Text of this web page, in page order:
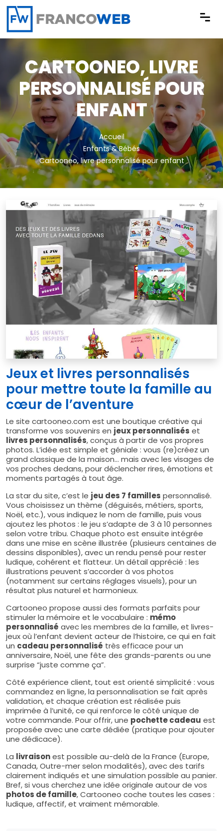
Panneau de gestion des cookies
CARTOONEO, LIVRE
PERSONNALISÉ POUR
ENFANT
Accueil
Enfants & Bébés
Cartooneo, livre personnalisé pour enfant
Jeux et livres personnalisés
pour mettre toute la famille au
cœur de l’aventure
Le site cartooneo.com est une boutique créative qui
transforme vos souvenirs en jeux personnalisés et
livres personnalisés, conçus à partir de vos propres
photos. L’idée est simple et géniale : vous (re)créez un
grand classique de la maison… mais avec les visages de
vos proches dedans, pour déclencher rires, émotions et
moments partagés à tout âge.
La star du site, c’est le jeu des 7 familles personnalisé.
Vous choisissez un thème (déguisés, métiers, sports,
Noël, etc.), vous indiquez le nom de famille, puis vous
ajoutez les photos : le jeu s’adapte de 3 à 10 personnes
selon votre tribu. Chaque photo est ensuite intégrée
dans une mise en scène illustrée (plusieurs centaines de
dessins disponibles), avec un rendu pensé pour rester
ludique, cohérent et flatteur. Un détail apprécié : les
illustrations peuvent s’accorder à vos photos
(notamment sur certains réglages visuels), pour un
résultat plus naturel et harmonieux.
Cartooneo propose aussi des formats parfaits pour
stimuler la mémoire et le vocabulaire : mémo
personnalisé avec les membres de la famille, et livres-
jeux où l’enfant devient acteur de l’histoire, ce qui en fait
un cadeau personnalisé très efficace pour un
anniversaire, Noël, une fête des grands-parents ou une
surprise “juste comme ça”.
Côté expérience client, tout est orienté simplicité : vous
commandez en ligne, la personnalisation se fait après
validation, et chaque création est réalisée puis
imprimée à l’unité, ce qui renforce le côté unique de
votre commande. Pour offrir, une pochette cadeau est
proposée avec une carte dédiée (pratique pour ajouter
une dédicace).
La livraisonest possible au-delà de la France (Europe,
Canada, Outre-mer selon modalités), avec des tarifs
clairement indiqués et une simulation possible au panier.
Bref, si vous cherchez une idée originale autour de vos
photos de famille, Cartooneo coche toutes les cases :
ludique, affectif, et vraiment mémorable.